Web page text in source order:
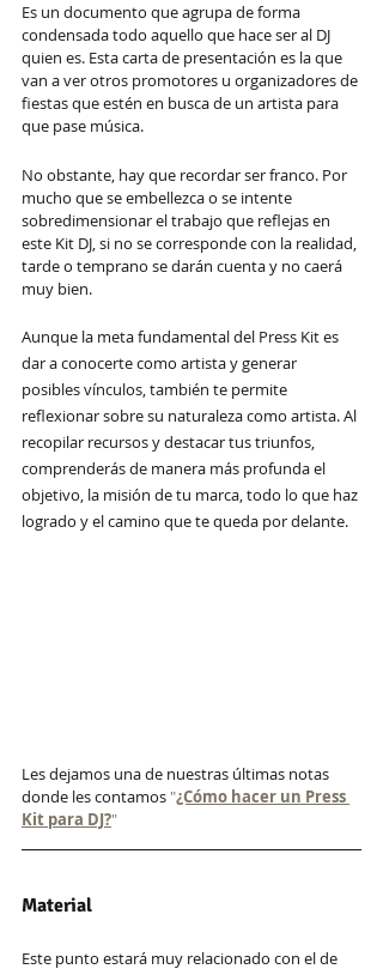
Es un documento que agrupa de forma
condensada todo aquello que hace ser al DJ
quien es. Esta carta de presentación es la que
van a ver otros promotores u organizadores de
fiestas que estén en busca de un artista para
que pase música.
No obstante, hay que recordar ser franco. Por
mucho que se embellezca o se intente
sobredimensionar el trabajo que reflejas en
este Kit DJ, si no se corresponde con la realidad,
tarde o temprano se darán cuenta y no caerá
muy bien.
Aunque la meta fundamental del Press Kit es
dar a conocerte como artista y generar
posibles vínculos, también te permite
reflexionar sobre su naturaleza como artista. Al
recopilar recursos y destacar tus triunfos,
comprenderás de manera más profunda el
objetivo, la misión de tu marca, todo lo que haz
logrado y el camino que te queda por delante.
Les dejamos una de nuestras últimas notas
donde les contamos "¿Cómo hacer un Press
Kit para DJ?"
Material
Este punto estará muy relacionado con el de